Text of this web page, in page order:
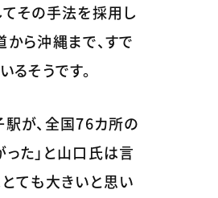
てその手法を採用し
ら沖縄まで、すで
そうです。
駅が、全国76カ所の
た」と山口氏は言
ても大きいと思い